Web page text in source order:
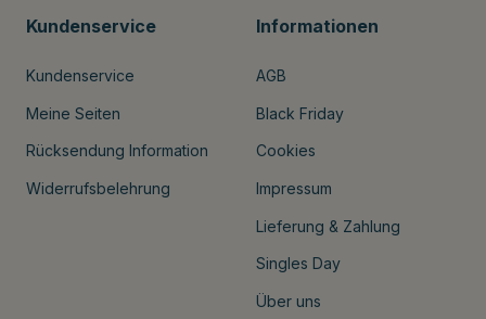
Kundenservice
Kundenservice
Meine Seiten
Rücksendung Information
Widerrufsbelehrung
Informationen
AGB
Black Friday
Cookies
Impressum
Lieferung & Zahlung
Singles Day
Über uns